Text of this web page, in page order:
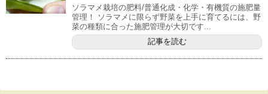
ソラマメ栽培の肥料/普通化成・化学・有機質の施肥量
管理！ ソラマメに限らず野菜を上手に育てるには、野
菜の種類に合った施肥管理が大切です...
記事を読む